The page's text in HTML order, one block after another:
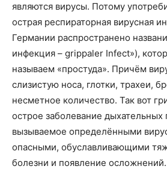
являются вирусы. Потому
острая респираторная вирусная
Германии распространено
инфекция – grippaler Infect»),
называем «простуда». Причём
слизистую носа, глотки, трахеи,
несметное количество. Так вот
острое заболевание дыхательных
вызываемое определёнными
опасными, обуславливающими
болезни и появление